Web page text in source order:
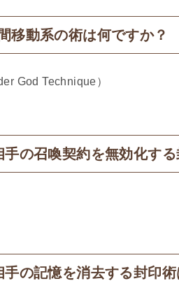
移動系の術は何ですか？
God Technique）
の召喚契約を無効化す
の記憶を消去する封印術